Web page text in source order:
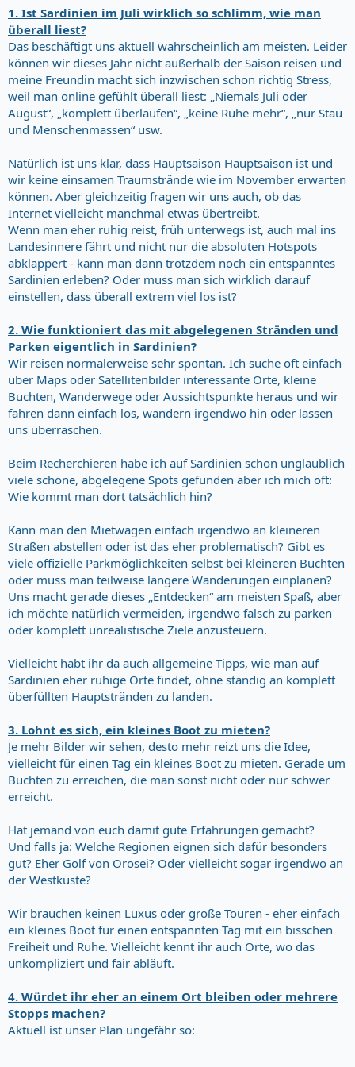
1. Ist Sardinien im Juli wirklich so schlimm, wie man
überall liest?
Das beschäftigt uns aktuell wahrscheinlich am meisten. Leider
können wir dieses Jahr nicht außerhalb der Saison reisen und
meine Freundin macht sich inzwischen schon richtig Stress,
weil man online gefühlt überall liest: „Niemals Juli oder
August“, „komplett überlaufen“, „keine Ruhe mehr“, „nur Stau
und Menschenmassen“ usw.
Natürlich ist uns klar, dass Hauptsaison Hauptsaison ist und
wir keine einsamen Traumstrände wie im November erwarten
können. Aber gleichzeitig fragen wir uns auch, ob das
Internet vielleicht manchmal etwas übertreibt.
Wenn man eher ruhig reist, früh unterwegs ist, auch mal ins
Landesinnere fährt und nicht nur die absoluten Hotspots
abklappert - kann man dann trotzdem noch ein entspanntes
Sardinien erleben? Oder muss man sich wirklich darauf
einstellen, dass überall extrem viel los ist?
2. Wie funktioniert das mit abgelegenen Stränden und
Parken eigentlich in Sardinien?
Wir reisen normalerweise sehr spontan. Ich suche oft einfach
über Maps oder Satellitenbilder interessante Orte, kleine
Buchten, Wanderwege oder Aussichtspunkte heraus und wir
fahren dann einfach los, wandern irgendwo hin oder lassen
uns überraschen.
Beim Recherchieren habe ich auf Sardinien schon unglaublich
viele schöne, abgelegene Spots gefunden aber ich mich oft:
Wie kommt man dort tatsächlich hin?
Kann man den Mietwagen einfach irgendwo an kleineren
Straßen abstellen oder ist das eher problematisch? Gibt es
viele offizielle Parkmöglichkeiten selbst bei kleineren Buchten
oder muss man teilweise längere Wanderungen einplanen?
Uns macht gerade dieses „Entdecken“ am meisten Spaß, aber
ich möchte natürlich vermeiden, irgendwo falsch zu parken
oder komplett unrealistische Ziele anzusteuern.
Vielleicht habt ihr da auch allgemeine Tipps, wie man auf
Sardinien eher ruhige Orte findet, ohne ständig an komplett
überfüllten Hauptstränden zu landen.
3. Lohnt es sich, ein kleines Boot zu mieten?
Je mehr Bilder wir sehen, desto mehr reizt uns die Idee,
vielleicht für einen Tag ein kleines Boot zu mieten. Gerade um
Buchten zu erreichen, die man sonst nicht oder nur schwer
erreicht.
Hat jemand von euch damit gute Erfahrungen gemacht?
Und falls ja: Welche Regionen eignen sich dafür besonders
gut? Eher Golf von Orosei? Oder vielleicht sogar irgendwo an
der Westküste?
Wir brauchen keinen Luxus oder große Touren - eher einfach
ein kleines Boot für einen entspannten Tag mit ein bisschen
Freiheit und Ruhe. Vielleicht kennt ihr auch Orte, wo das
unkompliziert und fair abläuft.
4. Würdet ihr eher an einem Ort bleiben oder mehrere
Stopps machen?
Aktuell ist unser Plan ungefähr so: